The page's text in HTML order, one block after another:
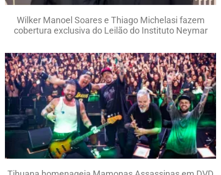
Wilker Manoel Soares e Thiago Michelasi fazem
cobertura exclusiva do Leilão do Instituto Neymar